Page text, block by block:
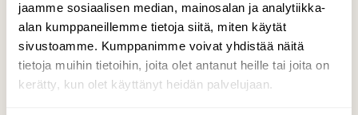
jaamme sosiaalisen median, mainosalan ja analytiikka-
alan kumppaneillemme tietoja siitä, miten käytät
sivustoamme. Kumppanimme voivat yhdistää näitä
tietoja muihin tietoihin, joita olet antanut heille tai joita on
kerätty, kun olet käyttänyt heidän palvelujaan.